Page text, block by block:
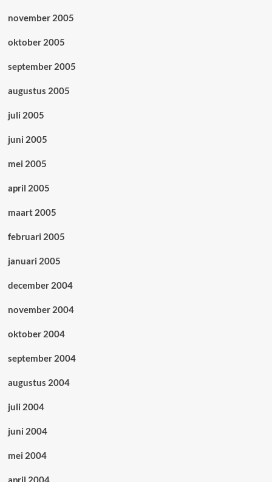
november 2005
oktober 2005
september 2005
augustus 2005
juli 2005
juni 2005
mei 2005
april 2005
maart 2005
februari 2005
januari 2005
december 2004
november 2004
oktober 2004
september 2004
augustus 2004
juli 2004
juni 2004
mei 2004